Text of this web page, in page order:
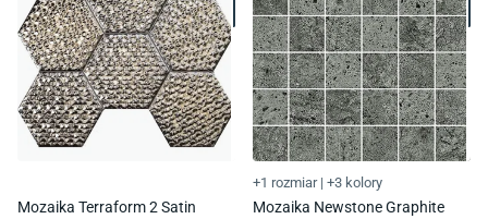
Mozaika Terraform 2 Satin
+1 rozmiar | +3 kolory
Mozaika Newstone Graphite